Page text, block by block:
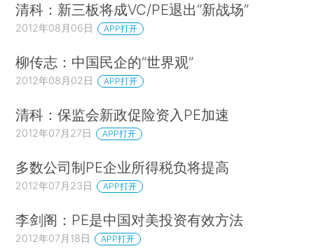
清科：新三板将成VC/PE退出“新战场”
2012年08月06日 APP打开
柳传志：中国民企的“世界观”
2012年08月02日 APP打开
清科：保监会新政促险资入PE加速
2012年07月27日 APP打开
多数公司制PE企业所得税负将提高
2012年07月23日 APP打开
李剑阁：PE是中国对美投资有效方法
2012年07月18日 APP打开